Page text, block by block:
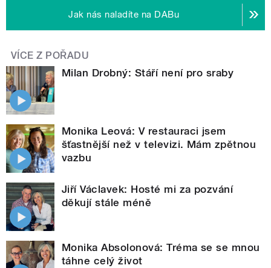
Jak nás naladíte na DABu
VÍCE Z POŘADU
Milan Drobný: Stáří není pro sraby
Monika Leová: V restauraci jsem
šťastnější než v televizi. Mám zpětnou
vazbu
Jiří Václavek: Hosté mi za pozvání
děkují stále méně
Monika Absolonová: Tréma se se mnou
táhne celý život